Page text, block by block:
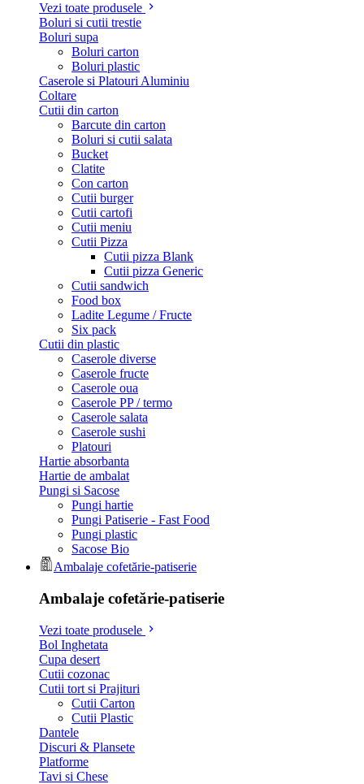
Vezi toate produsele
Boluri si cutii trestie
Boluri supa
Boluri carton
Boluri plastic
Caserole si Platouri Aluminiu
Coltare
Cutii din carton
Barcute din carton
Boluri si cutii salata
Bucket
Clatite
Con carton
Cutii burger
Cutii cartofi
Cutii meniu
Cutii Pizza
Cutii pizza Blank
Cutii pizza Generic
Cutii sandwich
Food box
Ladite Legume / Fructe
Six pack
Cutii din plastic
Caserole diverse
Caserole fructe
Caserole oua
Caserole PP / termo
Caserole salata
Caserole sushi
Platouri
Hartie absorbanta
Hartie de ambalat
Pungi si Sacose
Pungi hartie
Pungi Patiserie - Fast Food
Pungi plastic
Sacose Bio
Ambalaje cofetărie-patiserie
Ambalaje cofetărie-patiserie
Vezi toate produsele
Bol Inghetata
Cupa desert
Cutii cozonac
Cutii tort si Prajituri
Cutii Carton
Cutii Plastic
Dantele
Discuri & Plansete
Platforme
Tavi si Chese